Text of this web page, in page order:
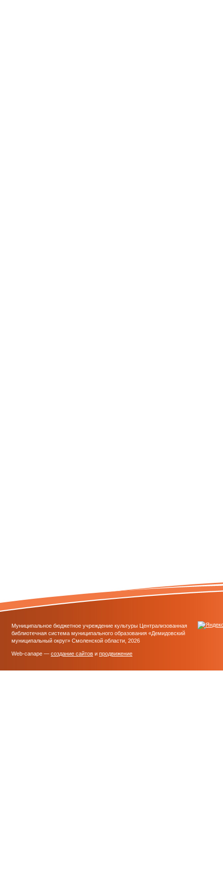
Муниципальное бюджетное учреждение культуры Централизованная
библиотечная система муниципального образования «Демидовский
муниципальный округ» Смоленской области, 2026
Web-canape — создание сайтов и продвижение